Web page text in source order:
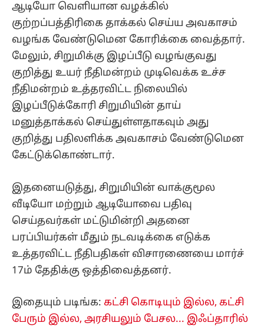
ஆடியோ வெளியான வழக்கில்
குற்றப்பத்திரிகை தாக்கல் செய்ய அவகாசம்
வழங்க வேண்டுமென கோரிக்கை வைத்தார்.
மேலும், சிறுமிக்கு இழப்பீடு வழங்குவது
குறித்து உயர் நீதிமன்றம் முடிவெக்க உச்ச
நீதிமன்றம் உத்தரவிட்ட நிலையில்
இழப்பீடுக்கோரி சிறுமியின் தாய்
மனுத்தாக்கல் செய்துள்ளதாகவும் அது
குறித்து பதிலளிக்க அவகாசம் வேண்டுமென
கேட்டுக்கொண்டார்.
இதனையடுத்து, சிறுமியின் வாக்குமூல
வீடியோ மற்றும் ஆடியோவை பதிவு
செய்தவர்கள் மட்டுமின்றி அதனை
பரப்பியர்கள் மீதும் நடவடிக்கை எடுக்க
உத்தரவிட்ட நீதிபதிகள் விசாரணையை மார்ச்
17ம் தேதிக்கு ஒத்திவைத்தனர்.
இதையும் படிங்க: கட்சி கொடியும் இல்ல, கட்சி
பேரும் இல்ல, அரசியலும் பேசல... இஃப்தாரில்